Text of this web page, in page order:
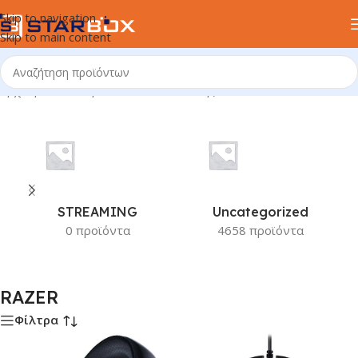
Skip to navigation
Skip to main content
Αρχική σελίδα/Προϊόν Κατασκευαστής/RAZER
STREAMING
0 προϊόντα
Uncategorized
4658 προϊόντα
RAZER
Φίλτρα